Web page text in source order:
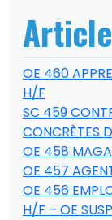
OE 460
H/F
SC 459
CONCRÈTES
OE 458
OE 457
OE 456
H/F – OE